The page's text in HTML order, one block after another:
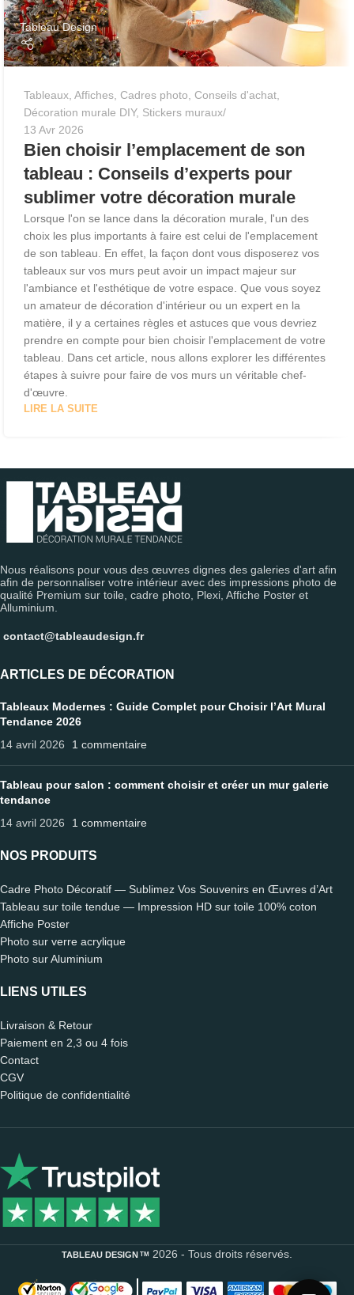
Tableau Design
Tableaux, Affiches, Cadres photo, Conseils d'achat,
Décoration murale DIY, Stickers muraux
13 Avr 2026
Bien choisir l’emplacement de son
tableau : Conseils d’experts pour
sublimer votre décoration murale
Lorsque l'on se lance dans la décoration murale, l'un des
choix les plus importants à faire est celui de l'emplacement
de son tableau. En effet, la façon dont vous disposerez vos
tableaux sur vos murs peut avoir un impact majeur sur
l'ambiance et l'esthétique de votre espace. Que vous soyez
un amateur de décoration d'intérieur ou un expert en la
matière, il y a certaines règles et astuces que vous devriez
prendre en compte pour bien choisir l'emplacement de votre
tableau. Dans cet article, nous allons explorer les différentes
étapes à suivre pour faire de vos murs un véritable chef-
d'œuvre.
LIRE LA SUITE
Nous réalisons pour vous des œuvres dignes des galeries d'art afin
afin de personnaliser votre intérieur avec des impressions photo de
qualité Premium sur toile, cadre photo, Plexi, Affiche Poster et
Alluminium.
contact@tableaudesign.fr
ARTICLES DE DÉCORATION
Tableaux Modernes : Guide Complet pour Choisir l’Art Mural
Tendance 2026
14 avril 2026
1 commentaire
Tableau pour salon : comment choisir et créer un mur galerie
tendance
14 avril 2026
1 commentaire
NOS PRODUITS
Cadre Photo Décoratif — Sublimez Vos Souvenirs en Œuvres d’Art
Tableau sur toile tendue — Impression HD sur toile 100% coton
Affiche Poster
Photo sur verre acrylique
Photo sur Aluminium
LIENS UTILES
Livraison & Retour
Paiement en 2,3 ou 4 fois
Contact
CGV
Politique de confidentialité
TABLEAU DESIGN TM 2026 - Tous droits réservés.
CONSEILLER DÉCO · EN LIGNE 🟢